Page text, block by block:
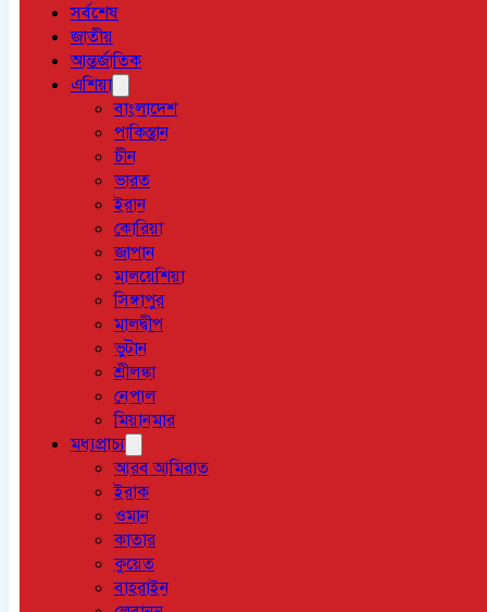
সর্বশেষ
জাতীয়
আন্তর্জাতিক
এশিয়া
বাংলাদেশ
পাকিস্তান
চীন
ভারত
ইরান
কোরিয়া
জাপান
মালয়েশিয়া
সিঙ্গাপুর
মালদ্বীপ
ভুটান
শ্রীলঙ্কা
নেপাল
মিয়ানমার
মধ্যপ্রাচ্য
আরব আমিরাত
ইরাক
ওমান
কাতার
কুয়েত
বাহরাইন